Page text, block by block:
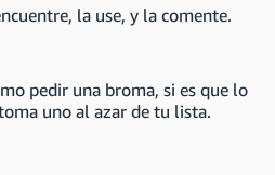
la use, y la comente.
pedir una broma, si es que lo
uno al azar de tu lista.